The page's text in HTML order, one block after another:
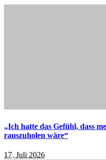
„Ich hatte das Gefühl, dass
rauszuholen wäre“
17. Juli 2026